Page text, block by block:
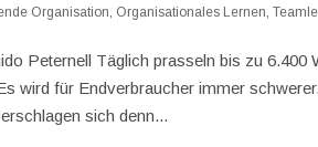
Organisation Organisationales Lernen ,
Peternell Täglich prasseln bis zu 6.400
wird für Endverbraucher immer
sich denn...